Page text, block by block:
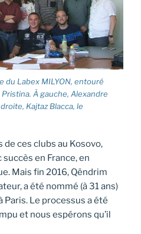
du Labex MILYON, entouré
À gauche, Alexandre
Kajtaz Blacca, le
ces clubs au Kosovo,
en France, en
Mais fin 2016, Qëndrim
a été nommé (à 31 ans)
Paris. Le processus a été
et nous espérons qu’il